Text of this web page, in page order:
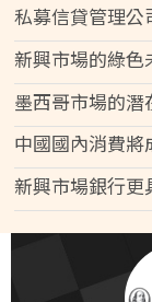
私募信貸管理公
新興市場的綠色
墨西哥市場的潛
中國國內消費將
新興市場銀行更